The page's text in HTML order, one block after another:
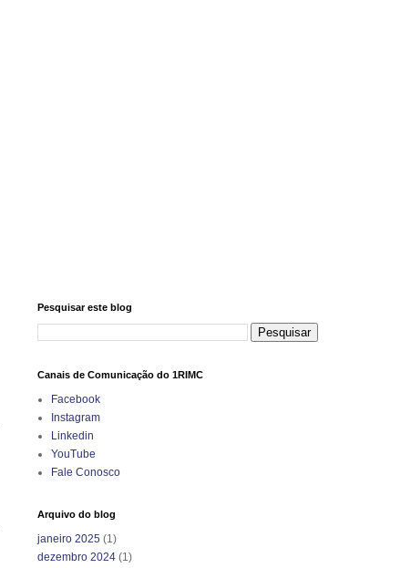
Pesquisar este blog
Canais de Comunicação do 1RIMC
Facebook
Instagram
Linkedin
YouTube
Fale Conosco
Arquivo do blog
janeiro 2025 (1)
dezembro 2024(1)